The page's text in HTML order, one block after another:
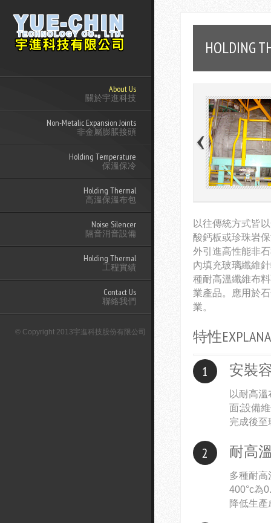
About Us
關於宇進科技
Non-Metalic Expansion Joints
非金屬膨脹接頭
Holding Temperature
保溫保冷
Holding Thermal
高溫保溫布包
Noise Silencer
隔音消音設備
Holding Thermal
工程實績
Contact Us
聯絡我們
© Copyright 2013宇進科技股份有限公司
HOLDING
以往傳統方式皆
酸鈣板或珍珠岩
外引進高性能非
內填充玻璃纖維
種耐高溫纖維布
業產品。應用於
業。
特性
1 安裝
以耐高
面;設備
完成後至
2 耐高
多種耐高
400°c為
降低生產